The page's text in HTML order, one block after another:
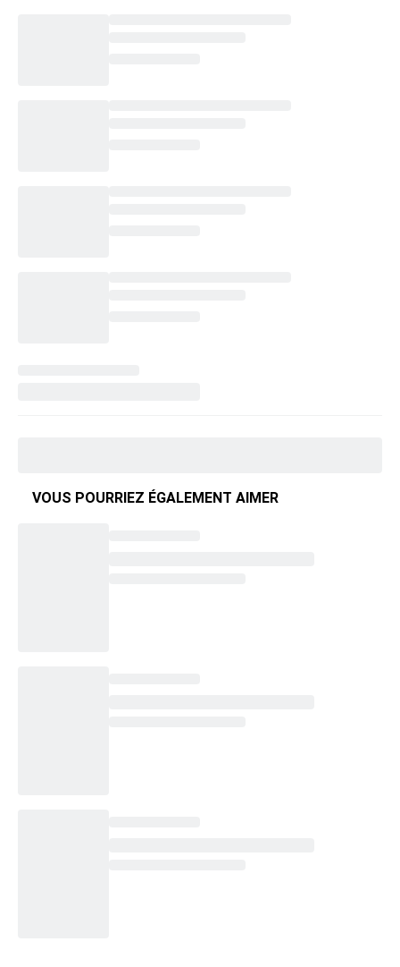
VOUS POURRIEZ ÉGALEMENT AIMER